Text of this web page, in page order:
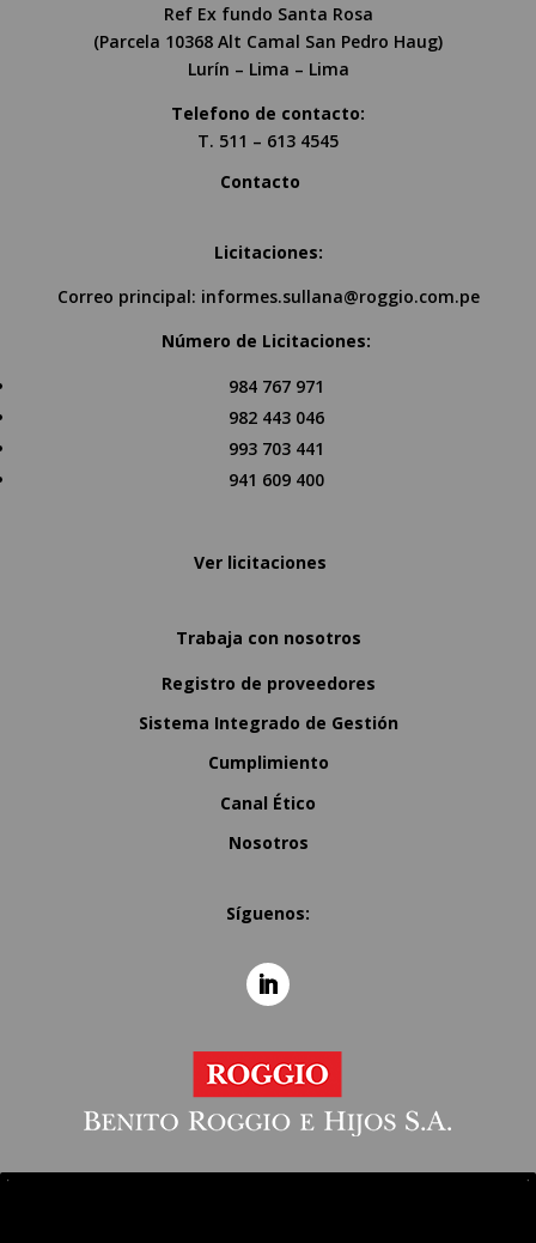
Ref Ex fundo Santa Rosa
(Parcela 10368 Alt Camal San Pedro Haug)
Lurín – Lima – Lima
Telefono de contacto:
T. 511 – 613 4545
Contacto
Licitaciones:
Correo principal: informes.sullana@roggio.com.pe
Número de Licitaciones:
984 767 971
982 443 046
993 703 441
941 609 400
Ver licitaciones
Trabaja con nosotros
Registro de proveedores
Sistema Integrado de Gestión
Cumplimiento
Canal Ético
Nosotros
Síguenos: